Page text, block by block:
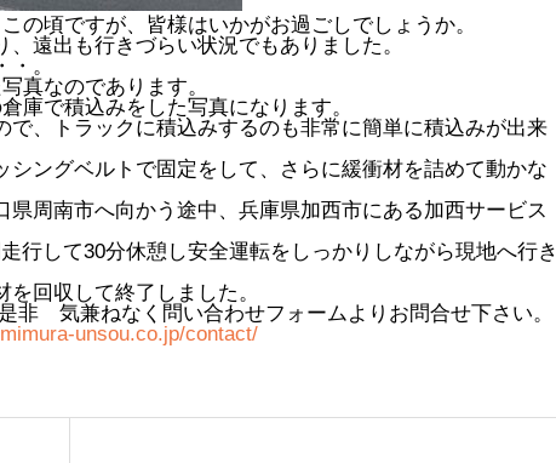
の頃ですが、皆様はいかがお過ごしでしょうか。
、遠出も行きづらい状況でもありました。
。
真なのであります。
庫で積込みをした写真になります。
、トラックに積込みするのも非常に簡単に積込みが出来
ングベルトで固定をして、さらに緩衝材を詰めて動かな
周南市へ向かう途中、兵庫県加西市にある加西サービス
行して30分休憩し安全運転をしっかりしながら現地へ行き
回収して終了しました。
気兼ねなく問い合わせフォームよりお問合せ下さい。
unsou.co.jp/contact/